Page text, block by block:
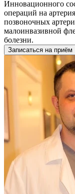
Инновационного
операций на
позвоночных
малоинвазивной
болезни.
Записаться на приём